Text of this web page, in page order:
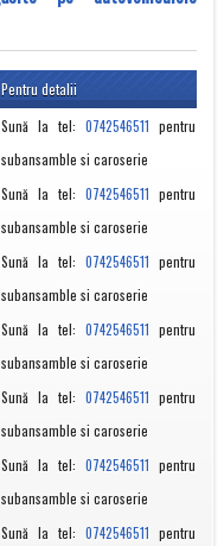
Pentru detalii
Sună la tel: 0742546511 pentru
subansamble si caroserie
Sună la tel: 0742546511 pentru
subansamble si caroserie
Sună la tel: 0742546511 pentru
subansamble si caroserie
Sună la tel: 0742546511 pentru
subansamble si caroserie
Sună la tel: 0742546511 pentru
subansamble si caroserie
Sună la tel: 0742546511 pentru
subansamble si caroserie
Sună la tel: 0742546511 pentru